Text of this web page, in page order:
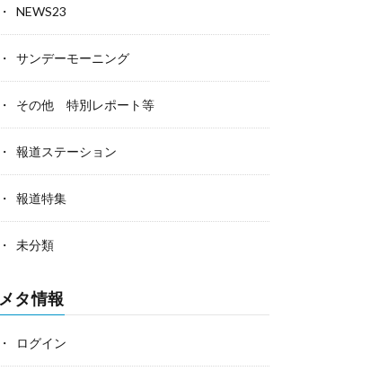
NEWS23
サンデーモーニング
その他 特別レポート等
報道ステーション
報道特集
未分類
メタ情報
ログイン